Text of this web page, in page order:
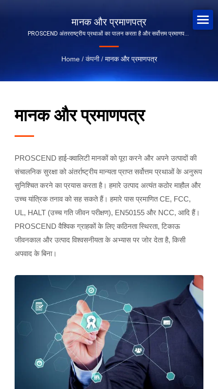
मानक और प्रमाणपत्र
PROSCEND अंतरराष्ट्रीय प्रथाओं का पालन करता है और सर्वोत्तम प्रमाणपत्र
Home / कंपनी / मानक और प्रमाणपत्र
मानक और प्रमाणपत्र
PROSCEND हाई-क्वालिटी मानकों को पूरा करने और अपने उत्पादों की
संचालनिक सुरक्षा को अंतर्राष्ट्रीय मान्यता प्राप्त सर्वोत्तम प्रथाओं के अनुरूप
सुनिश्चित करने का प्रयास करता है। हमारे उत्पाद अत्यंत कठोर माहौल और
उच्च यांत्रिक तनाव को सह सकते हैं। हमारे पास प्रमाणित CE, FCC,
UL, HALT (उच्च गति जीवन परीक्षण), EN50155 और NCC, आदि हैं।
PROSCEND वैश्विक ग्राहकों के लिए कठिनता स्थिरता, टिकाऊ
जीवनकाल और उत्पाद विश्वसनीयता के अभ्यास पर जोर देता है, किसी
अपवाद के बिना।